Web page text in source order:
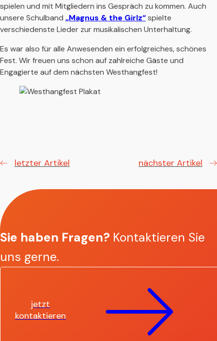
spielen und mit Mitgliedern ins Gespräch zu kommen. Auch
unsere Schulband „Magnus & the Girlz“spielte
verschiedenste Lieder zur musikalischen Unterhaltung.
Es war also für alle Anwesenden ein erfolgreiches, schönes
Fest. Wir freuen uns schon auf zahlreiche Gäste und
Engagierte auf dem nächsten Westhangfest!
letzter Artikel nächster Artikel
Sie haben Fragen? Kontaktieren Sie
uns gerne.
jetzt
kontaktieren